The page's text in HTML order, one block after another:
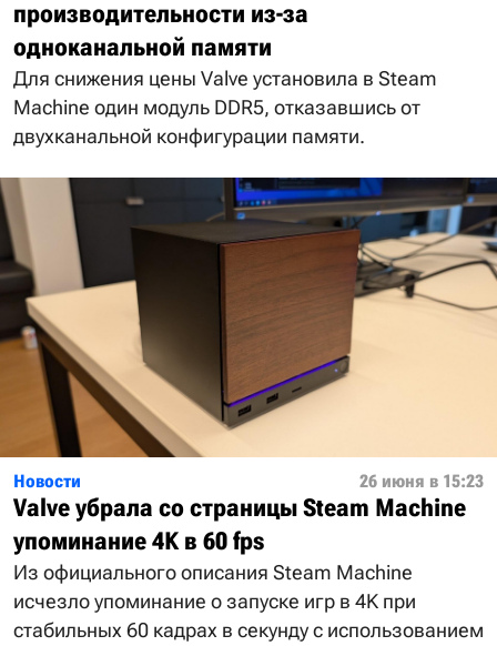
производительности из-за
одноканальной памяти
Для снижения цены Valve установила в Steam
Machine один модуль DDR5, отказавшись от
двухканальной конфигурации памяти.
Новости 26 июня в 15:23
Valve убрала со страницы Steam Machine
упоминание 4K в 60 fps
Из официального описания Steam Machine
исчезло упоминание о запуске игр в 4K при
стабильных 60 кадрах в секунду с использованием